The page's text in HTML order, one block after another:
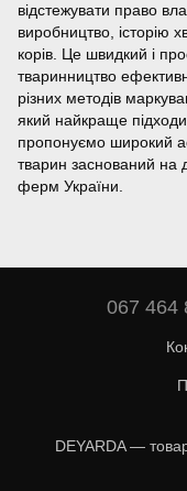
відстежувати право
виробництво, історію
корів. Це швидкий і
тваринництво
різних методів
який найкраще
пропонуємо широкий
тварин заснований на
ферм України.
067 464
DEYARDA —